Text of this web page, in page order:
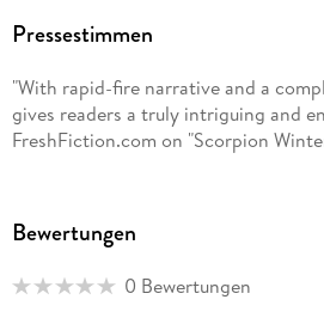
Pressestimmen
"With rapid-fire narrative and a
gives readers a truly intriguing and
FreshFiction.com on "Scorpion
Bewertungen
0 Bewertungen